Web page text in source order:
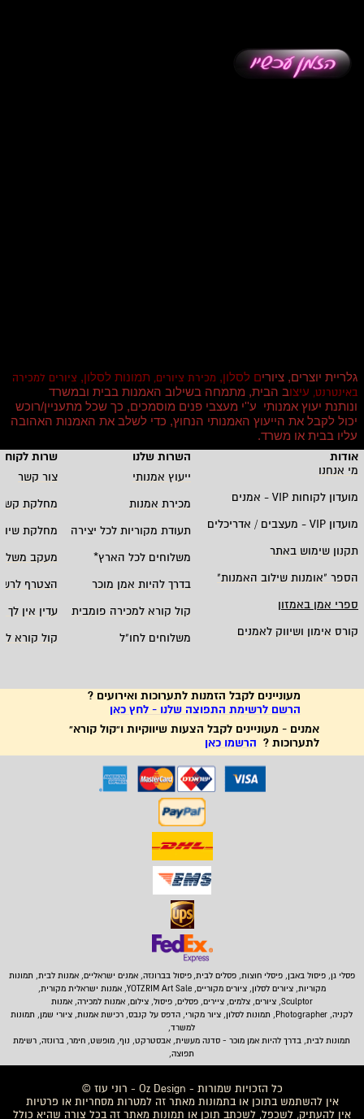
גלריית יוצרים, ציורים לסלון, מכירת ציורים, תמונות לסלון, ציורים למכירה
באינטרנט, עיצוב הבית, מתמחה בשילוב האמנות בבית ובמשרד
ונותנת יעוץ אמנותי ע''י מעצבי פנים מוסמכים, כך שכל מתעניין/רוכש
יכול לקבל את הייעוץ האמנותי הנחוץ, כדי לשלב את האמנות האהובה
עליו בבית או משרד.
כל הזכויות שמורות - Oz Design - רוני עוז ©
אין להשתמש בתוכן או בתמונות מאתר זה למטרות מסחריות או פרטיות
אין להעתיק, לשכפל, לשכתב תוכן או תמונות מאתר זה בכל צורה שהיא כולל
פסלי גן, פיסול באבן, פיסלי חוצות, פסלים לבית,פיסול בברונזה, אמנים ישראליים, אמנות לבית, תמונות
מקוריות, ציורים לסלון, ציורים מקוריים, YOTZRIM Art Sale, אמנות ישראלית מקורית,
Sculptor, ציורים, צלמים, ציירים, פסלים, פיסול, צילום, אמנות למכירה, אמנות
לקניה, Photographer, תמונות לסלון, ציור מקורי, הדפס על קנבס, רכישת אמנות, ציורי שמן, תמונות
למשרד,
תמונות לבית, בדרך להיות אמן מוכר - סדנה מעשית, אבסטרקט, נוף, מופשט, חימר, ברונזה, רשימת
תפוצה,
אודות השרות שלנו
שרות
מי אנחנו
ייעוץ אמנותי
צור קשר
מועדון לקוחותVIP - אמנים מכירת אמנות
מחלקת
מועדון
מעצבים / אדריכלים תעודת מקוריות לכל יצירה
מחלקת
תקנון שימוש באתר
משלוחים לכל הארץ*
מעקב
הספר "אומנות שילוב האמנות" בדרך להיות אמן מוכר
הצטרף
ספרי אמן באמזון
קול קורא למכירה פומבית
עדין אין לך
קורס אימון ושיווק לאמנים
משלוחים לחו"ל קול קורא
מעוניינים לקבל הזמנות לתערוכות ואירועים ?
הרשם לרשימת התפוצה שלנו - לחץ כאן
אמנים - מעוניינים לקבל הצעות שיווקיות ו"קול קורא"
לתערוכות ? הרשמו כאן